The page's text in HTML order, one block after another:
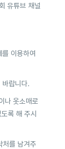
유튜브 채널
이용하여
바랍니다.
나 옷소매로
록 해 주시
처를 남겨주